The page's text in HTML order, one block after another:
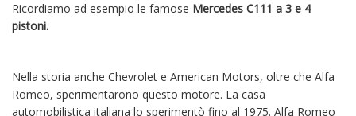
Ricordiamo ad esempio le famose Mercedes C111 a 3 e 4
pistoni.
Nella storia anche Chevrolet e American Motors, oltre che Alfa
Romeo, sperimentarono questo motore. La casa
automobilistica italiana lo sperimentò fino al 1975. Alfa Romeo